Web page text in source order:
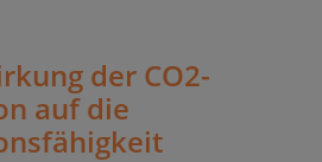
der CO2-
auf die